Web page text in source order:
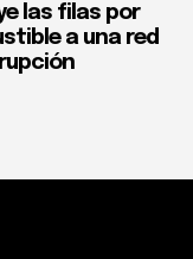
las filas por
a una red